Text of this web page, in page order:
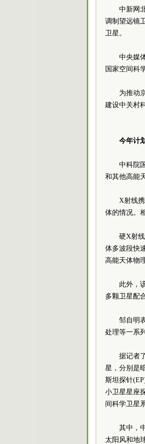
中新网
调制望远镜
卫星。
中央媒
国家空间科
为推动
建设中关村
今年计
中科院
和其他高能
X射线
体的情况。
硬X射
体多波段快
高能天体物
此外，
多颗卫星配
邹自明
处理等一系
据记者
星，分别是
斯坦探针
小卫星星座
间科学卫星
其中，
太阳风和地